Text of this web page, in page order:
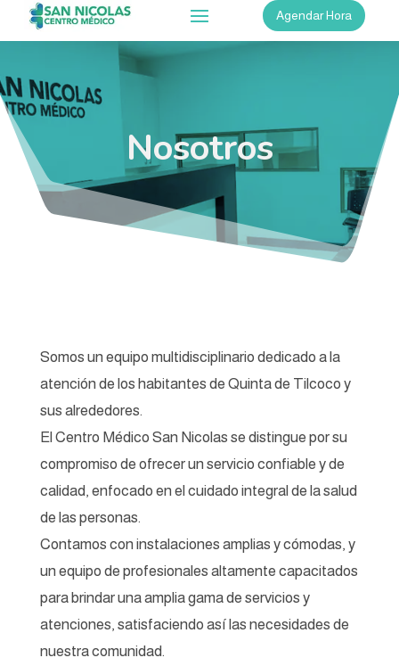
Agendar Hora
Nosotros
Somos un equipo multidisciplinario dedicado a la
atención de los habitantes de Quinta de Tilcoco y
sus alrededores.
El Centro Médico San Nicolas se distingue por su
compromiso de ofrecer un servicio confiable y de
calidad, enfocado en el cuidado integral de la salud
de las personas.
Contamos con instalaciones amplias y cómodas, y
un equipo de profesionales altamente capacitados
para brindar una amplia gama de servicios y
atenciones, satisfaciendo así las necesidades de
nuestra comunidad.